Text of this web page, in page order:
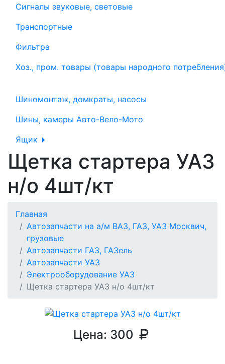
Сигналы звуковые, световые
Транспортные
Фильтра
Хоз., пром. товары (товары народного
Шиномонтаж, домкраты, насосы
Шины, камеры Авто-Вело-Мото
Ящик
Щетка стартера УАЗ
н/о 4шт/кт
Главная
Автозапчасти на а/м ВАЗ, ГАЗ, УАЗ Москвич,
грузовые
Автозапчасти ГАЗ, ГАЗель
Автозапчасти УАЗ
Электрооборудование УАЗ
Щетка стартера УАЗ н/о 4шт/кт
Цена: 300